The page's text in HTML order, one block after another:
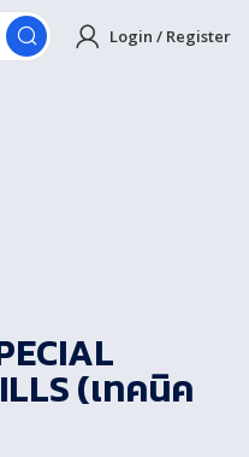
Login / Register
(เทคนิค